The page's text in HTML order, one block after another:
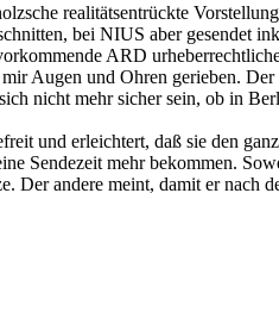
realitätsentrückte
bei NIUS aber gesendet
ARD
Augen und Ohren gerieben.
nicht mehr sicher sein, ob in
und erleichtert, daß sie den
Sendezeit mehr bekommen.
andere meint, damit er nach